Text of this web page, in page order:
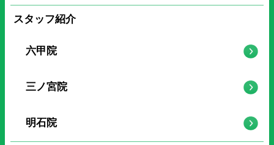
スタッフ紹介
六甲院
三ノ宮院
明石院